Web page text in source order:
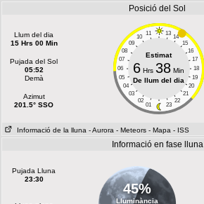
Posició del Sol
Llum del dia
15 Hrs 00 Min
Pujada del Sol
05:52
Demà
Azimut
201.5° SSO
11 13
10
14
09
15
08
16
07
17
06
18
05
19
04
20
03
21
02
22
01 23
Estimat
6 Hrs 38 Min
De llum del dia
Informació de la lluna - Aurora - Meteors - Mapa - ISS
Informació en fase lluna
Pujada Lluna
23:30
45%
Lluminància